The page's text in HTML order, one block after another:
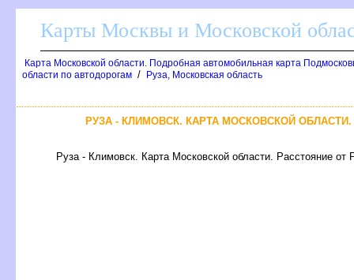
Карты Москвы и Московской
Карта Московской области. Подробная автомобильная карта
области по автодорогам / Руза, Московская область
РУЗА - КЛИМОВСК. КАРТА МОСКОВСКОЙ
Руза - Климовск. Карта Московской области. Расстояние